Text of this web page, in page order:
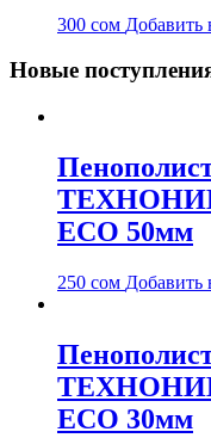
300 сом Добавить
Новые
ECO 50мм
250 сом Добавить
ECO 30мм